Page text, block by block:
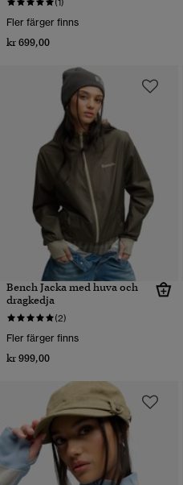
(1)
Fler färger finns
kr 699,00
Bench Jacka med huva och
dragkedja
(2)
Fler färger finns
kr 999,00